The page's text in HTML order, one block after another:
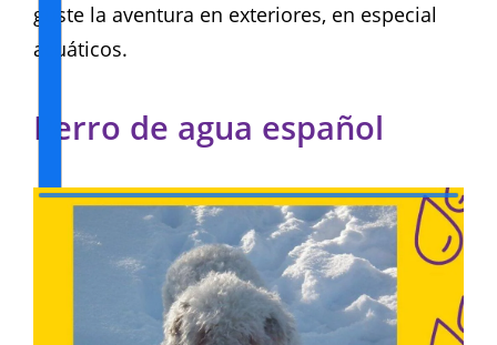
guste la aventura en exteriores, en especial
acuáticos.
Perro de agua español